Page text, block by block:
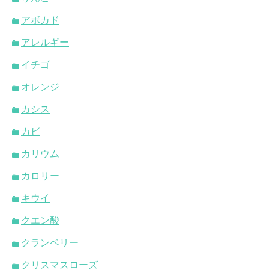
アボカド
アレルギー
イチゴ
オレンジ
カシス
カビ
カリウム
カロリー
キウイ
クエン酸
クランベリー
クリスマスローズ